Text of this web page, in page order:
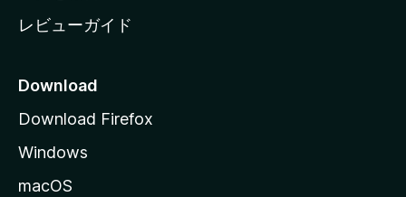
レビューガイド
Download
Download Firefox
Windows
macOS